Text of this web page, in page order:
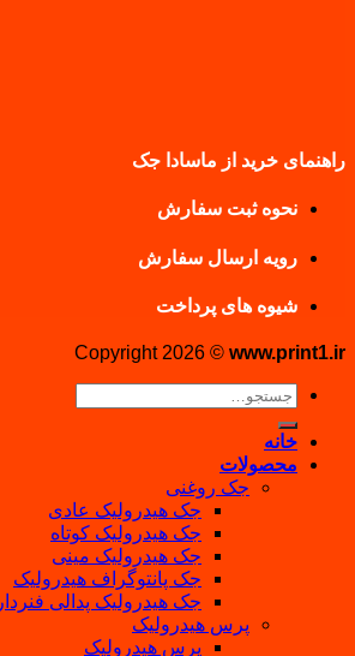
راهنمای خرید از ماسادا جک
نحوه ثبت سفارش
رویه ارسال سفارش
شیوه های پرداخت
Copyright 2026 © www.print1.ir
جستجو
خانه
محصولات
جک روغنی
جک هیدرولیک عادی
جک هیدرولیک کوتاه
جک هیدرولیک مینی
جک پانتوگراف هیدرولیک
جک هیدرولیک پدالی فنردار
پرس هیدرولیک
پرس هیدرولیک